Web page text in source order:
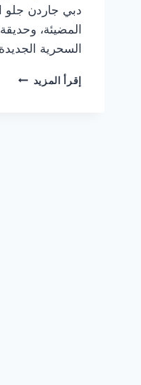
دبي جاردن جلو
المضيئة،
السحرية
إقرأ المزيد حديقة